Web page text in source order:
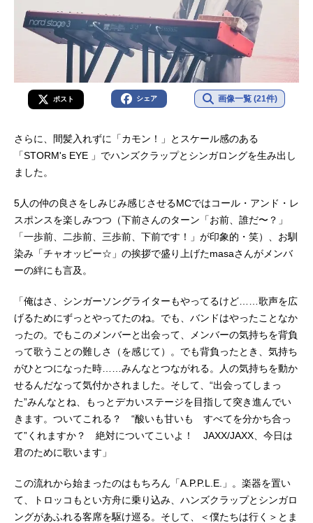
ポスト シェア 画像一覧 (21件)
さらに、間髪入れずに「カモン！」とスケール感のある
「STORM's EYE 」でハンズクラップとシンガロングを生み出し
ました。
5人の仲の良さをしみじみ感じさせるMCではコール・アンド・レ
スポンスを楽しみつつ（下前さんのターン「お前、誰だ〜？」
「一歩前、二歩前、三歩前、下前です！」が印象的・笑）、お馴
染み「チャオッピー☆」の挨拶で盛り上げたmasaさんがメンバ
ーの絆にも言及。
「俺はさ、シンガーソングライターもやってるけど……歌声を広
げるためにずっとやってたのね。でも、バンドはやったことなか
ったの。でもこのメンバーと出会って、メンバーの気持ちを背負
って歌うことの難しさ（を感じて）。でも背負ったとき、気持ち
がひとつになった時……みんなとつながれる。人の気持ちを動か
せるんだなって気付かされました。そして、“出会ってしまっ
た”みんなとね、もっとデカいステージを目指して突き進んでい
きます。ついてこれる？ “酸いも甘いも すべてを分かち合っ
て”くれますか？ 絶対についてこいよ！ JAXX/JAXX、今日は
君のために歌います」
この流れから始まったのはもちろん「A.P.P.L.E.」。楽器を置い
て、トロッコもとい方舟に乗り込み、ハンズクラップとシンガロ
ングがあふれる客席を駆け巡る。そして、＜僕たちは行く＞とま